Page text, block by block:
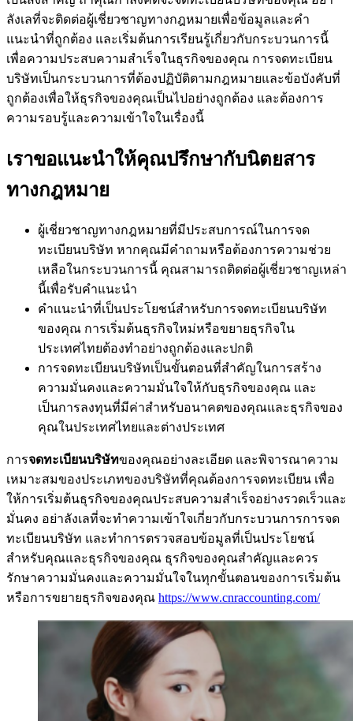
ลังเลที่จะติดต่อผู้เชี่ยวชาญทางกฎหมายเพื่อข้อมูลและคำ
แนะนำที่ถูกต้อง และเริ่มต้นการเรียนรู้เกี่ยวกับกระบวนการนี้
เพื่อความประสบความสำเร็จในธุรกิจของคุณ การจดทะเบียน
บริษัทเป็นกระบวนการที่ต้องปฏิบัติตามกฎหมายและข้อบังคับที่
ถูกต้องเพื่อให้ธุรกิจของคุณเป็นไปอย่างถูกต้อง และต้องการ
ความรอบรู้และความเข้าใจในเรื่องนี้
เราขอแนะนำให้คุณปรึกษากับนิตยสาร
ทางกฎหมาย
ผู้เชี่ยวชาญทางกฎหมายที่มีประสบการณ์ในการจด
ทะเบียนบริษัท หากคุณมีคำถามหรือต้องการความช่วย
เหลือในกระบวนการนี้ คุณสามารถติดต่อผู้เชี่ยวชาญเหล่า
นี้เพื่อรับคำแนะนำ
คำแนะนำที่เป็นประโยชน์สำหรับการจดทะเบียนบริษัท
ของคุณ การเริ่มต้นธุรกิจใหม่หรือขยายธุรกิจใน
ประเทศไทยต้องทำอย่างถูกต้องและปกติ
การจดทะเบียนบริษัทเป็นขั้นตอนที่สำคัญในการสร้าง
ความมั่นคงและความมั่นใจให้กับธุรกิจของคุณ และ
เป็นการลงทุนที่มีค่าสำหรับอนาคตของคุณและธุรกิจของ
คุณในประเทศไทยและต่างประเทศ
การจดทะเบียนบริษัทของคุณอย่างละเอียด และพิจารณาความ
เหมาะสมของประเภทของบริษัทที่คุณต้องการจดทะเบียน เพื่อ
ให้การเริ่มต้นธุรกิจของคุณประสบความสำเร็จอย่างรวดเร็วและ
มั่นคง อย่าลังเลที่จะทำความเข้าใจเกี่ยวกับกระบวนการการจด
ทะเบียนบริษัท และทำการตรวจสอบข้อมูลที่เป็นประโยชน์
สำหรับคุณและธุรกิจของคุณ ธุรกิจของคุณสำคัญและควร
รักษาความมั่นคงและความมั่นใจในทุกขั้นตอนของการเริ่มต้น
หรือการขยายธุรกิจของคุณ https://www.cnraccounting.com/